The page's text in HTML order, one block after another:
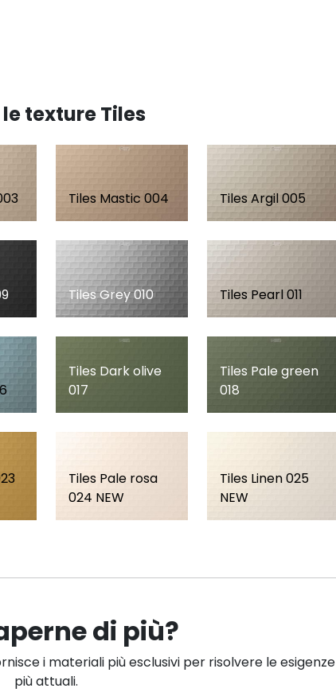
texture Tiles
Tiles Mastic 004 Tiles Argil 005
Tiles Grey 010 Tiles Pearl 011
Tiles Dark olive
017
Tiles Pale green
018
Tiles Pale rosa
024 NEW
Tiles Linen 025
NEW
di più?
i materiali più esclusivi per risolvere le esigenze
più attuali.